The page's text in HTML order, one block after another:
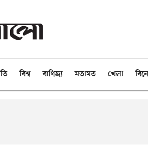
বিশ্ব বাণিজ্য মতামত খেলা